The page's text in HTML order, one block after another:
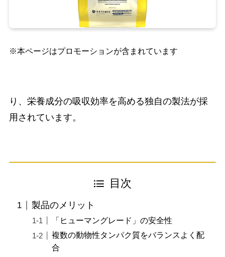
※本ページはプロモーションが含まれています
り、栄養成分の吸収効率を高める独自の製法が採
用されています。
目次
製品のメリット
「ヒューマングレード」の安全性
複数の動物性タンパク質をバランスよく配
合